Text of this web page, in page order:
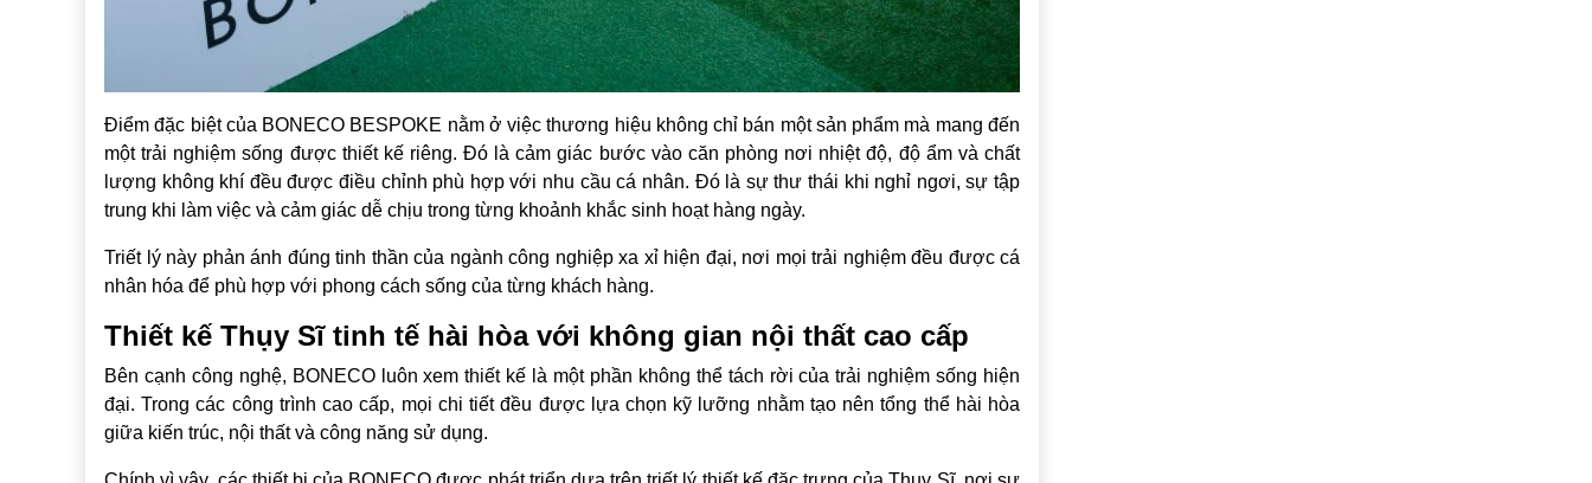
Điểm đặc biệt của BONECO BESPOKE nằm ở việc thương hiệu không chỉ bán một sản phẩm mà mang đến
một trải nghiệm sống được thiết kế riêng. Đó là cảm giác bước vào căn phòng nơi nhiệt độ, độ ẩm và chất
lượng không khí đều được điều chỉnh phù hợp với nhu cầu cá nhân. Đó là sự thư thái khi nghỉ ngơi, sự tập
trung khi làm việc và cảm giác dễ chịu trong từng khoảnh khắc sinh hoạt hàng ngày.
Triết lý này phản ánh đúng tinh thần của ngành công nghiệp xa xỉ hiện đại, nơi mọi trải nghiệm đều được cá
nhân hóa để phù hợp với phong cách sống của từng khách hàng.
Thiết kế Thụy Sĩ tinh tế hài hòa với không gian nội thất cao cấp
Bên cạnh công nghệ, BONECO luôn xem thiết kế là một phần không thể tách rời của trải nghiệm sống hiện
đại. Trong các công trình cao cấp, mọi chi tiết đều được lựa chọn kỹ lưỡng nhằm tạo nên tổng thể hài hòa
giữa kiến trúc, nội thất và công năng sử dụng.